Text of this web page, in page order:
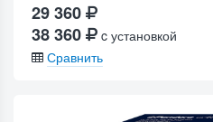
29 360
38 360
c установкой
Сравнить